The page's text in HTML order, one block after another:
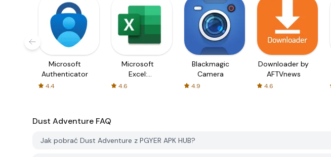
Microsoft
Authenticator
4.4
Microsoft
Excel:
Spreadsheets
4.6
Blackmagic
Camera
4.9
Downloader by
AFTVnews
4.6
Dust Adventure FAQ
Jak pobrać Dust Adventure z PGYER APK HUB?